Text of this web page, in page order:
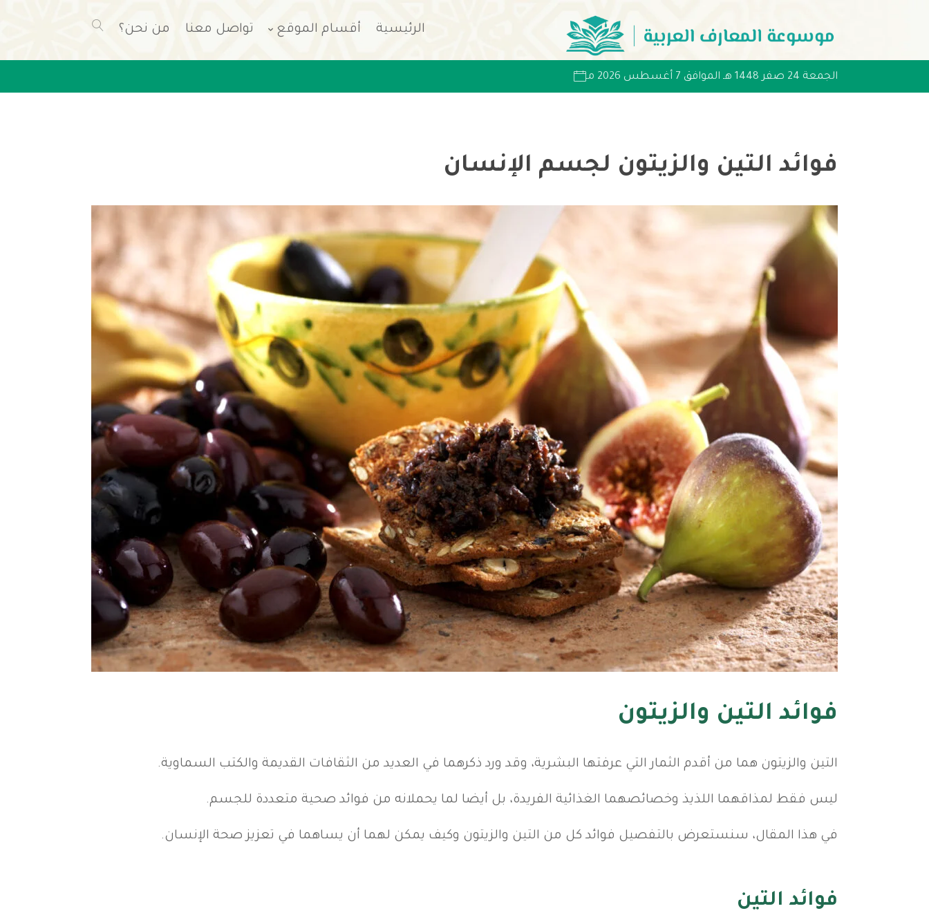
الرئيسية أقسام الموقع تواصل معنا من نحن؟
الجمعة 24 صفر 1448 هـ الموافق 7 أغسطس 2026 مـ
فوائد التين والزيتون لجسم الإنسان
فوائد التين والزيتون
التين والزيتون هما من أقدم الثمار التي عرفتها البشرية، وقد ورد ذكرهما في العديد من الثقافات القديمة والكتب السماوية.
ليس فقط لمذاقهما اللذيذ وخصائصهما الغذائية الفريدة، بل أيضا لما يحملانه من فوائد صحية متعددة للجسم.
في هذا المقال، سنستعرض بالتفصيل فوائد كل من التين والزيتون وكيف يمكن لهما أن يساهما في تعزيز صحة الإنسان.
فوائد التين